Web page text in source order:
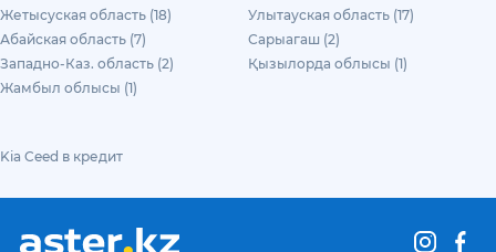
Жетысуская область (18)
Улытауская область (17)
Абайская область (7)
Сарыагаш (2)
Западно-Каз. область (2)
Қызылорда облысы (1)
Жамбыл облысы (1)
Kia Ceed в кредит